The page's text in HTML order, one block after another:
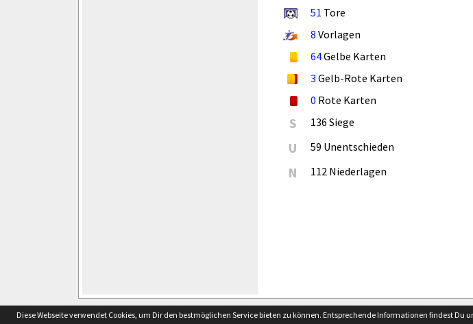
51 Tore
8 Vorlagen
64Gelbe Karten
3 Gelb-Rote Karten
0 Rote Karten
S 136 Siege
U 59 Unentschieden
N 112 Niederlagen
soccero.de
Diese Webseite verwendet Cookies, um Dir den bestmöglichen Service bieten zu können. Entsprechende Informationen findest Du